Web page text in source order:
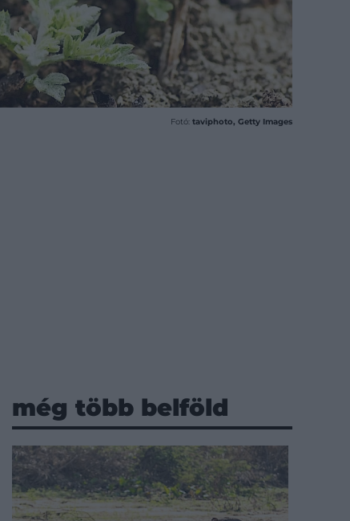
Fotó: taviphoto, Getty Images
még több belföld